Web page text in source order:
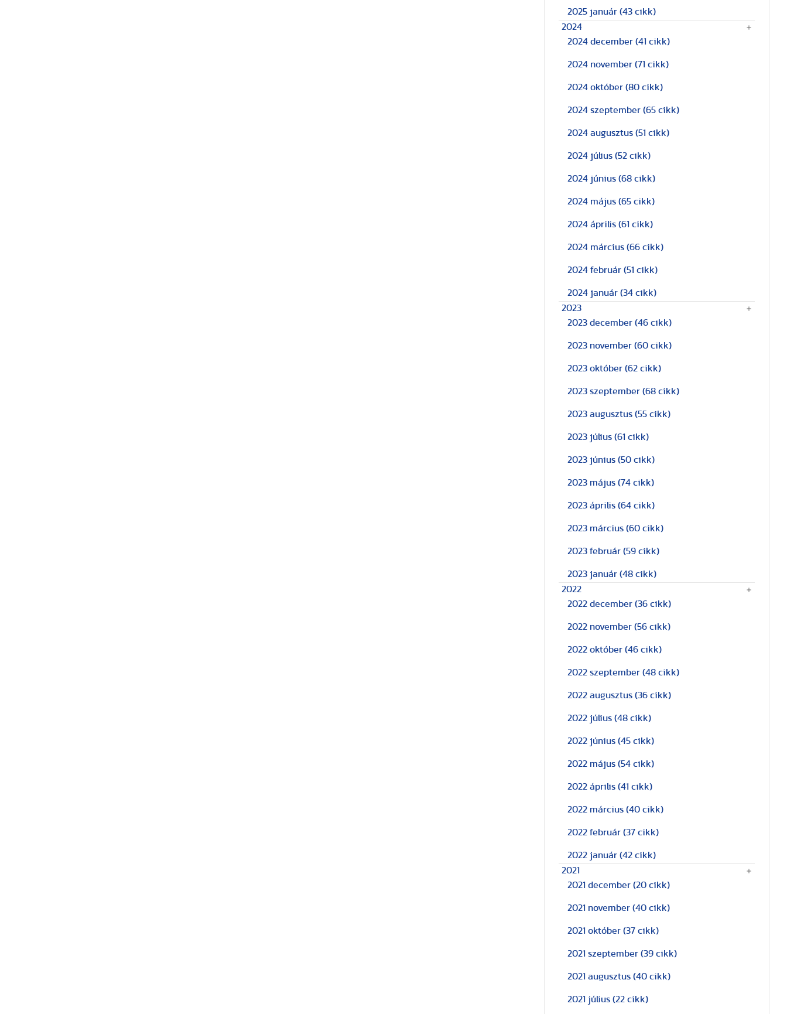
2025 január (43 cikk)
2024
2024 december (41 cikk)
2024 november (71 cikk)
2024 október (80 cikk)
2024 szeptember (65 cikk)
2024 augusztus (51 cikk)
2024 július (52 cikk)
2024 június (68 cikk)
2024 május (65 cikk)
2024 április (61 cikk)
2024 március (66 cikk)
2024 február (51 cikk)
2024 január (34 cikk)
2023
2023 december (46 cikk)
2023 november (60 cikk)
2023 október (62 cikk)
2023 szeptember (68 cikk)
2023 augusztus (55 cikk)
2023 július (61 cikk)
2023 június (50 cikk)
2023 május (74 cikk)
2023 április (64 cikk)
2023 március (60 cikk)
2023 február (59 cikk)
2023 január (48 cikk)
2022
2022 december (36 cikk)
2022 november (56 cikk)
2022 október (46 cikk)
2022 szeptember (48 cikk)
2022 augusztus (36 cikk)
2022 július (48 cikk)
2022 június (45 cikk)
2022 május (54 cikk)
2022 április (41 cikk)
2022 március (40 cikk)
2022 február (37 cikk)
2022 január (42 cikk)
2021
2021 december (20 cikk)
2021 november (40 cikk)
2021 október (37 cikk)
2021 szeptember (39 cikk)
2021 augusztus (40 cikk)
2021 július (22 cikk)